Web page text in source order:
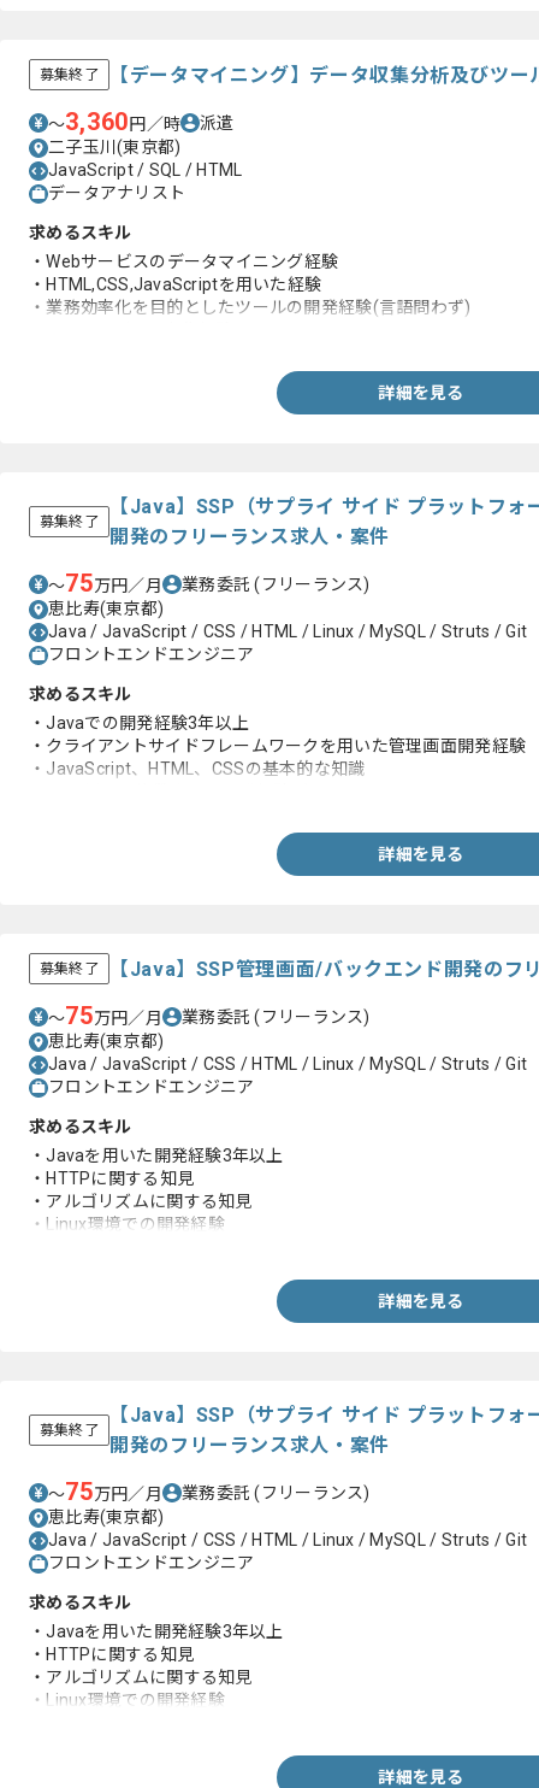
募集終了 【データマイニング】データ収集分析及びツ
〜3,360円／時
派遣
二子玉川(東京都)
JavaScript / SQL / HTML
データアナリスト
求めるスキル
・Webサービスのデータマイニング経験
・HTML,CSS,JavaScriptを用いた経験
・業務効率化を目的としたツールの開発経験(言語問わず)
詳細を見る
募集終了
【Java】SSP（サプライ サイド プラットフォ
開発のフリーランス求人・案件
〜75万円／月 業務委託(フリーランス)
恵比寿(東京都)
Java / JavaScript / CSS / HTML / Linux / MySQL / Struts / Git
フロントエンドエンジニア
求めるスキル
・Javaでの開発経験3年以上
・クライアントサイドフレームワークを用いた管理画面開発経験
・JavaScript、HTML、CSSの基本的な知識
詳細を見る
募集終了 【Java】SSP管理画面/バックエンド開発のフ
〜75万円／月 業務委託(フリーランス)
恵比寿(東京都)
Java / JavaScript / CSS / HTML / Linux / MySQL / Struts / Git
フロントエンドエンジニア
求めるスキル
・Javaを用いた開発経験3年以上
・HTTPに関する知見
・アルゴリズムに関する知見
・Linux環境での開発経験
詳細を見る
募集終了
【Java】SSP（サプライ サイド プラットフォ
開発のフリーランス求人・案件
〜75万円／月 業務委託(フリーランス)
恵比寿(東京都)
Java / JavaScript / CSS / HTML / Linux / MySQL / Struts / Git
フロントエンドエンジニア
求めるスキル
・Javaを用いた開発経験3年以上
・HTTPに関する知見
・アルゴリズムに関する知見
・Linux環境での開発経験
詳細を見る